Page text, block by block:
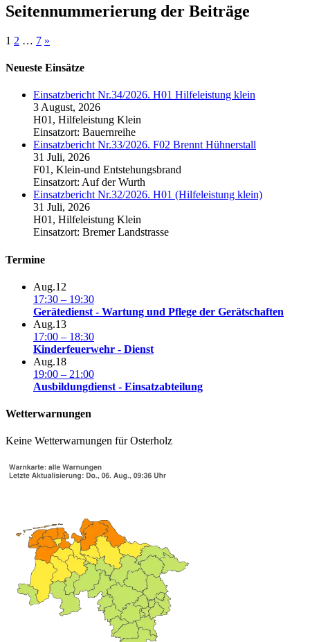
Seitennummerierung der Beiträge
1 2 … 7 »
Neueste Einsätze
Einsatzbericht Nr.34/2026. H01 Hilfeleistung klein
3 August, 2026
H01, Hilfeleistung Klein
Einsatzort: Bauernreihe
Einsatzbericht Nr.33/2026. F02 Brennt Hühnerstall
31 Juli, 2026
F01, Klein-und Entstehungsbrand
Einsatzort: Auf der Wurth
Einsatzbericht Nr.32/2026. H01 (Hilfeleistung klein)
31 Juli, 2026
H01, Hilfeleistung Klein
Einsatzort: Bremer Landstrasse
Termine
Aug.12
17:30 – 19:30
Gerätedienst - Wartung und Pflege der Gerätschaften
Aug.13
17:00 – 18:30
Kinderfeuerwehr - Dienst
Aug.18
19:00 – 21:00
Ausbildungdienst - Einsatzabteilung
Wetterwarnungen
Keine Wetterwarnungen für Osterholz